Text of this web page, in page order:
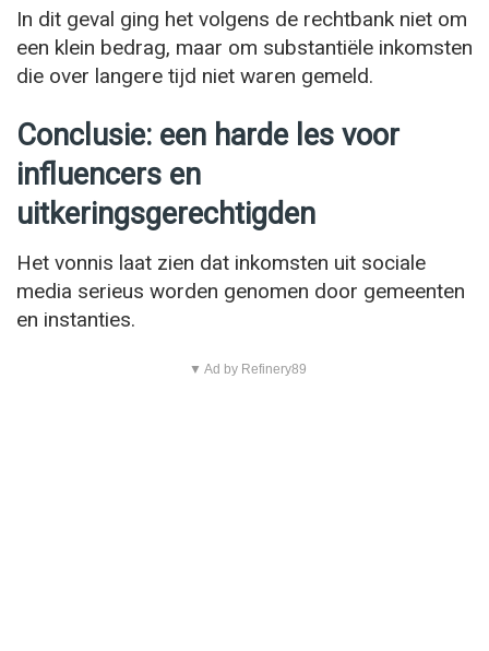
In dit geval ging het volgens de rechtbank niet om
een klein bedrag, maar om substantiële inkomsten
die over langere tijd niet waren gemeld.
Conclusie: een harde les voor
influencers en
uitkeringsgerechtigden
Het vonnis laat zien dat inkomsten uit sociale
media serieus worden genomen door gemeenten
en instanties.
▼ Ad by Refinery89